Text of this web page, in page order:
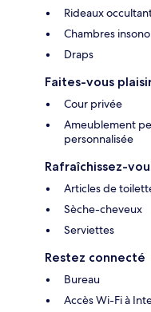
Rideaux
Chambres
Draps
Faites-vous
Cour privée
Ameublement
personnalisée
Rafraîchissez-
Articles de
Sèche-cheveux
Serviettes
Restez connecté
Bureau
Accès Wi-Fi à